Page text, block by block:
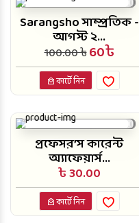
Sarangsho সাম্প্রতিক -
আগস্ট ২...
100.00 ৳60৳
কার্টে নিন
প্রফেসর’স কারেন্ট
অ্যাফেয়ার্স...
৳ 30.00
কার্টে নিন